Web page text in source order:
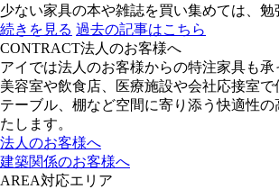
少ない家具の本や雑誌を買い集めては、
続きを見る 過去の記事はこちら
CONTRACT法人のお客様へ
アイでは法人のお客様からの特注家具も承
美容室や飲食店、医療施設や会社応接室で
テーブル、棚など空間に寄り添う快適性
たします。
法人のお客様へ
建築関係のお客様へ
AREA対応エリア